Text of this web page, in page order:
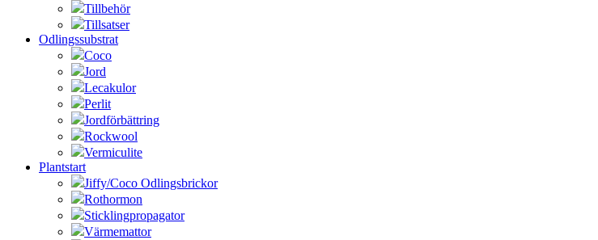
Tillbehör
Tillsatser
Odlingssubstrat
Coco
Jord
Lecakulor
Perlit
Jordförbättring
Rockwool
Vermiculite
Plantstart
Jiffy/Coco Odlingsbrickor
Rothormon
Sticklingpropagator
Värmemattor